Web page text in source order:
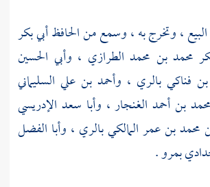
، وتخرج به ، وسمع منالحافظ أبي بكر
محمد بن محمد الطرازي ، وأبي الحسين
فناكي بالري ، وأحمد بن علي السليماني
بن أحمد الغنجار، وأبا سعد الإدريسي
محمد بن عمر المالكيبالري ، وأبا الفضل
بمرو.